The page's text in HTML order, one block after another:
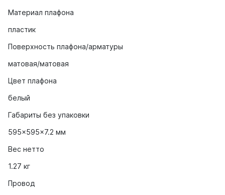
Материал плафона
пластик
Поверхность плафона/арматуры
матовая/матовая
Цвет плафона
белый
Габариты без упаковки
595x595x7.2 мм
Вес нетто
1.27 кг
Провод